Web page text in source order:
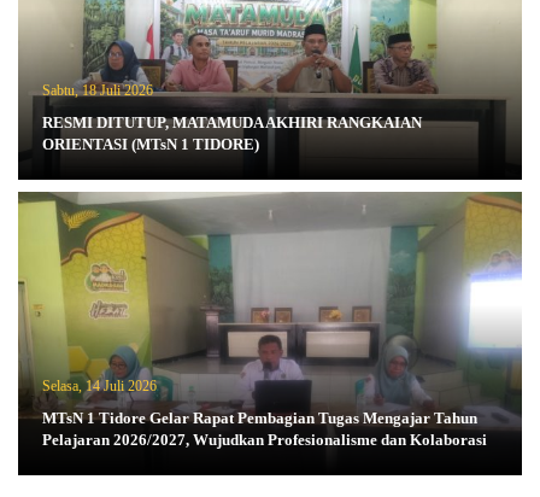
Sabtu, 18 Juli 2026
RESMI DITUTUP, MATAMUDA AKHIRI RANGKAIAN
ORIENTASI (MTsN 1 TIDORE)
Selasa, 14 Juli 2026
MTsN 1 Tidore Gelar Rapat Pembagian Tugas Mengajar Tahun
Pelajaran 2026/2027, Wujudkan Profesionalisme dan Kolaborasi